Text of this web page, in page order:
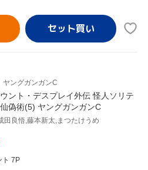
ヤングガンガンC
ント・デスプレイ外伝 怪人ソリテ
偽術(5) ヤングガンガンC
田良悟,藤本新太,まつたけうめ
ト 7P